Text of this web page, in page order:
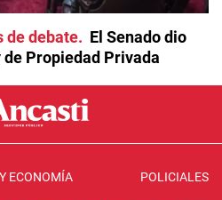
de debate
El Senado dio
Propiedad Privada
ECONOMÍA POLICIALES